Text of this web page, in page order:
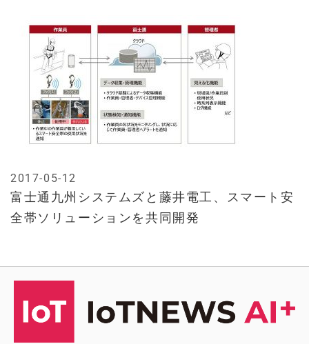
富士通九州システムズと藤井電工、スマート安
全帯ソリューションを共同開発
2017-05-12